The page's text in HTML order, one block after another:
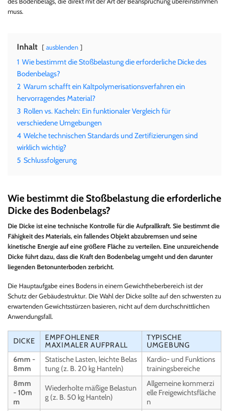
muss.
Inhalt ausblenden
1 Wie bestimmt die Stoßbelastung die erforderliche Dicke des
Bodenbelags?
2 Warum schafft ein Kaltpolymerisationsverfahren ein
hervorragendes Material?
3 Rollen vs. Kacheln: Ein funktionaler Vergleich für
verschiedene Umgebungen
4 Welche technischen Standards und Zertifizierungen sind
wirklich wichtig?
5 Schlussfolgerung
Wie bestimmt die Stoßbelastung die erforderliche
Dicke des Bodenbelags?
Die Dicke ist eine technische Kontrolle für die Aufprallkraft. Sie bestimmt die
Fähigkeit des Materials, ein fallendes Objekt abzubremsen und seine
kinetische Energie auf eine größere Fläche zu verteilen. Eine unzureichende
Dicke führt dazu, dass die Kraft den Bodenbelag umgeht und den darunter
liegenden Betonunterboden zerbricht.
Die Hauptaufgabe eines Bodens in einem Gewichtheberbereich ist der
Schutz der Gebäudestruktur. Die Wahl der Dicke sollte auf den schwersten zu
erwartenden Gewichtsstürzen basieren, nicht auf dem durchschnittlichen
Anwendungsfall.
DICKE
EMPFOHLENER
MAXIMALER AUFPRALL
TYPISCHE
UMGEBUNG
6mm -
8mm
Statische Lasten, leichte Belas
tung (z. B. 20 kg Hanteln)
Kardio- und Funktions
trainingsbereiche
8mm
- 10m
m
Wiederholte mäßige Belastun
g (z. B. 50 kg Hanteln)
Allgemeine kommerzi
elle Freigewichtsfläche
n